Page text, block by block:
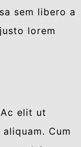
sem libero a
lorem
elit ut
Cum